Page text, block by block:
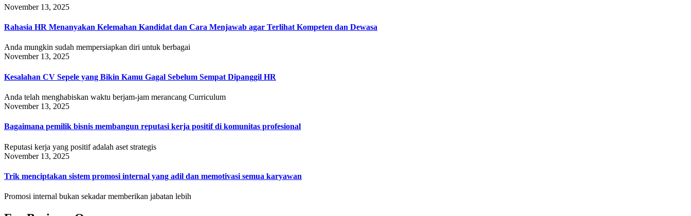
November 13, 2025
Rahasia HR Menanyakan Kelemahan Kandidat dan Cara Menjawab agar Terlihat Kompeten dan Dewasa
Anda mungkin sudah mempersiapkan diri untuk berbagai
November 13, 2025
Kesalahan CV Sepele yang Bikin Kamu Gagal Sebelum Sempat Dipanggil HR
Anda telah menghabiskan waktu berjam-jam merancang Curriculum
November 13, 2025
Bagaimana pemilik bisnis membangun reputasi kerja positif di komunitas profesional
Reputasi kerja yang positif adalah aset strategis
November 13, 2025
Trik menciptakan sistem promosi internal yang adil dan memotivasi semua karyawan
Promosi internal bukan sekadar memberikan jabatan lebih